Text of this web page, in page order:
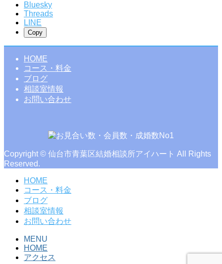
Bluesky
Threads
LINE
Copy
HOME
コース・料金
ブログ
相談室情報
お問い合わせ
Copyright © 仙台市青葉区結婚相談所アイハート All Rights
Reserved.
HOME
コース・料金
ブログ
相談室情報
お問い合わせ
MENU
HOME
アクセス